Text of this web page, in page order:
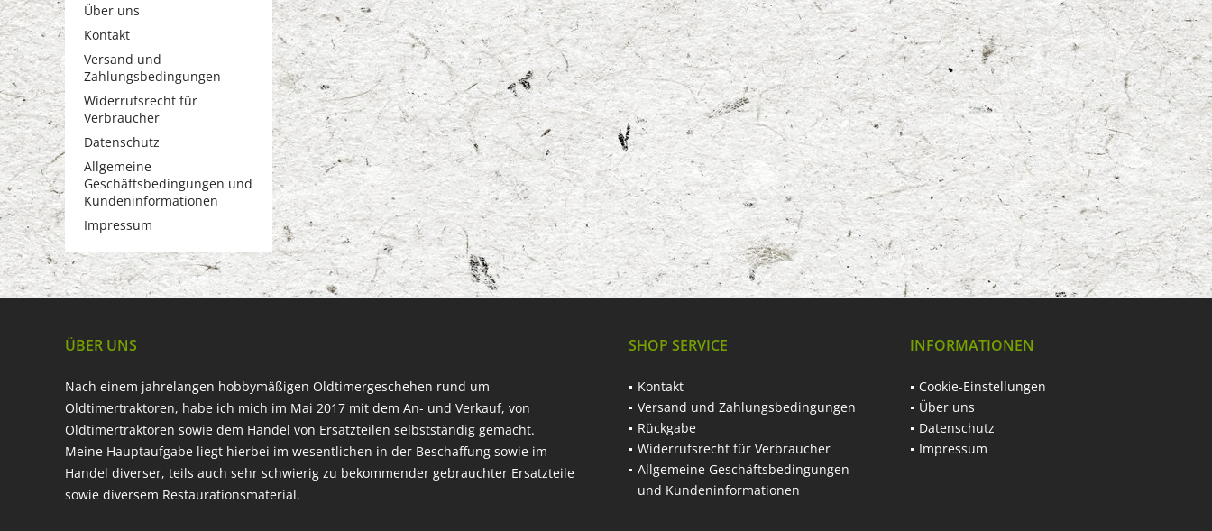
Über uns
Kontakt
Versand und
Zahlungsbedingungen
Widerrufsrecht für
Verbraucher
Datenschutz
Allgemeine
Geschäftsbedingungen und
Kundeninformationen
Impressum
ÜBER UNS
Nach einem jahrelangen hobbymäßigen Oldtimergeschehen rund um
Oldtimertraktoren, habe ich mich im Mai 2017 mit dem An- und Verkauf, von
Oldtimertraktoren sowie dem Handel von Ersatzteilen selbstständig gemacht.
Meine Hauptaufgabe liegt hierbei im wesentlichen in der Beschaffung sowie im
Handel diverser, teils auch sehr schwierig zu bekommender gebrauchter Ersatzteile
sowie diversem Restaurationsmaterial.
SHOP SERVICE
Kontakt
Versand und Zahlungsbedingungen
Rückgabe
Widerrufsrecht für Verbraucher
Allgemeine Geschäftsbedingungen
und Kundeninformationen
INFORMATIONEN
Cookie-Einstellungen
Über uns
Datenschutz
Impressum